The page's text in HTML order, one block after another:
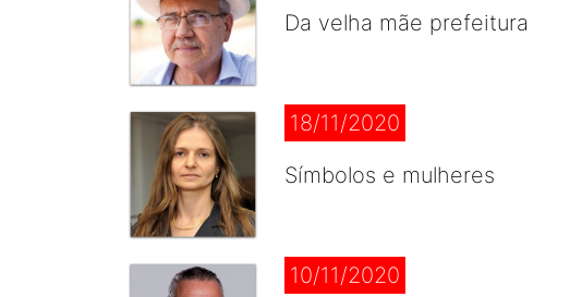
Da velha mãe prefeitura
18/11/2020
Símbolos e mulheres
10/11/2020